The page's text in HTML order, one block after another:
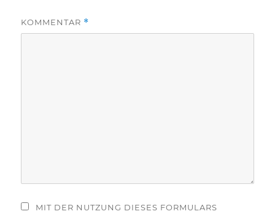
KOMMENTAR *
MIT DER NUTZUNG DIESES FORMULARS